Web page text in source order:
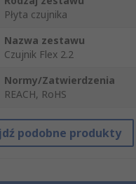
Płyta czujnika
Nazwa zestawu
Czujnik Flex 2.2
Normy/Zatwierdzenia
REACH, RoHS
podobne produkty